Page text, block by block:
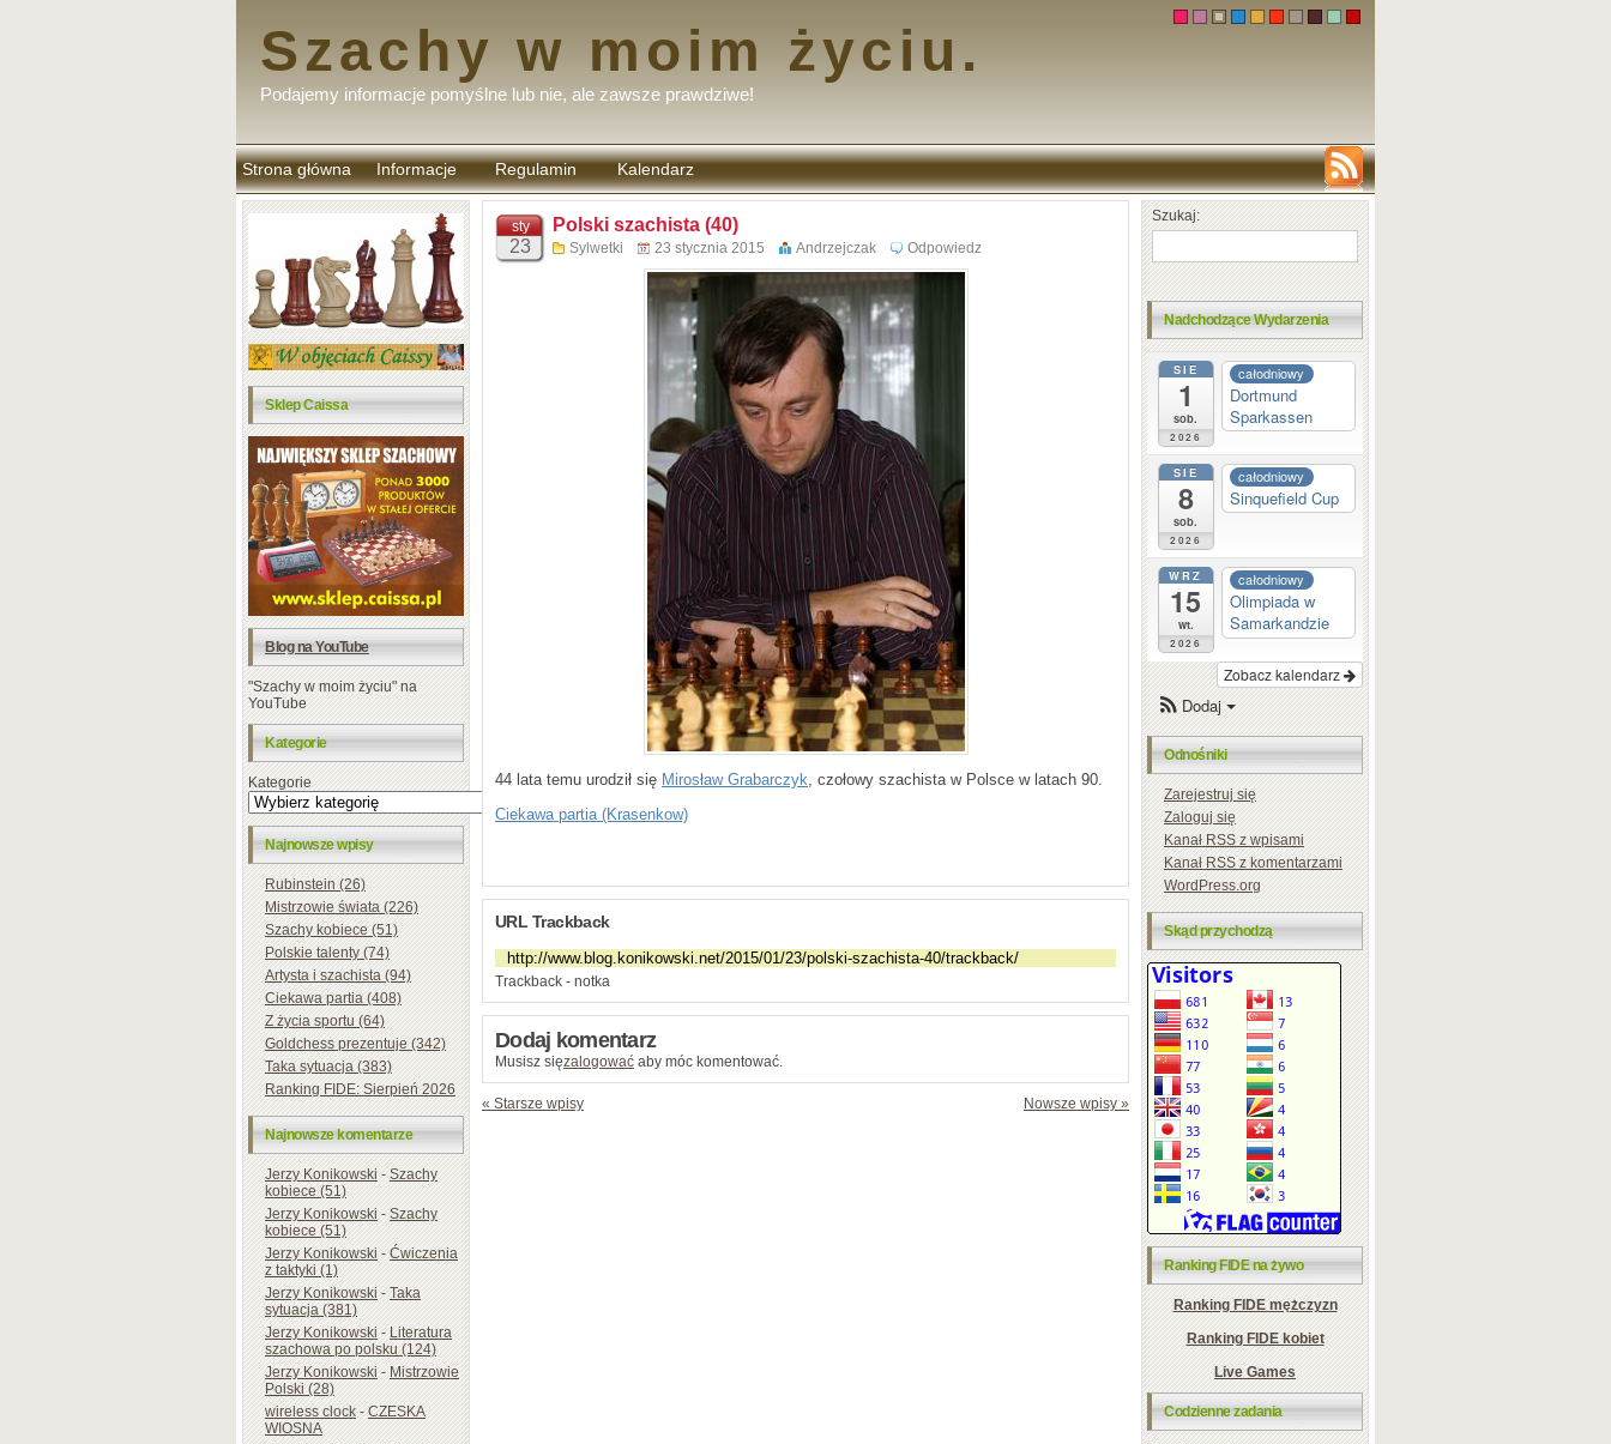
Szachy w moim życiu.
Podajemy informacje pomyślne lub nie, ale zawsze prawdziwe!
Strona główna Informacje Regulamin
komentarzy
Kalendarz
Sklep Caissa
Blog na YouTube
"Szachy w moim życiu" na
YouTube
Kategorie
Kategorie
Najnowsze wpisy
Rubinstein (26)
Mistrzowie świata (226)
Szachy kobiece (51)
Polskie talenty (74)
Artysta i szachista (94)
Ciekawa partia (408)
Z życia sportu (64)
Goldchess prezentuje (342)
Taka sytuacja (383)
Ranking FIDE: Sierpień 2026
Najnowsze komentarze
Jerzy Konikowski-Szachy
kobiece (51)
Jerzy Konikowski-Szachy
kobiece (51)
Jerzy Konikowski-Ćwiczenia
z taktyki (1)
Jerzy Konikowski-Taka
sytuacja (381)
Jerzy Konikowski-Literatura
szachowa po polsku (124)
Jerzy Konikowski-Mistrzowie
Polski (28)
wireless clock-CZESKA
WIOSNA
sty
23
Polski szachista (40)
Sylwetki 23 stycznia 2015 Andrzejczak Odpowiedz
44 lata temu urodził się Mirosław Grabarczyk, czołowy szachista w Polsce w latach 90.
Ciekawa partia (Krasenkow)
URL Trackback
Trackback - notka
Dodaj komentarz
Musisz sięzalogować aby móc komentować.
« Starsze wpisy Nowsze wpisy »
Szukaj:
Nadchodzące Wydarzenia
SIE
1
sob.
2026
całodniowy
Dortmund
Sparkassen
SIE
8
sob.
2026
całodniowy
Sinquefield Cup
WRZ
15
wt.
2026
całodniowy
Olimpiada w
Samarkandzie
Zobacz kalendarz
Dodaj
Odnośniki
Zarejestruj się
Zaloguj się
KanałRSSz wpisami
KanałRSSz komentarzami
WordPress.org
Skąd przychodzą
Ranking FIDE na żywo
Ranking FIDE mężczyzn
Ranking FIDE kobiet
Live Games
Codzienne zadania